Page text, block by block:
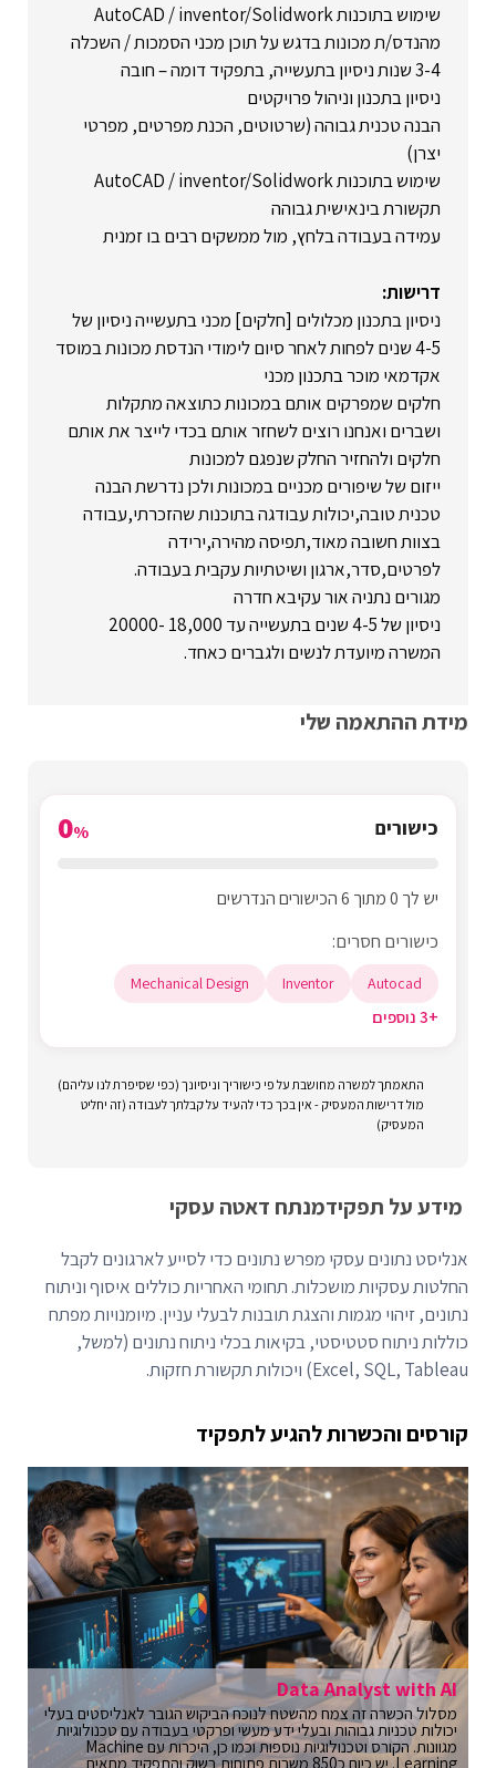
שימוש בתוכנות AutoCAD / inventor/Solidwork
מהנדס/ת מכונות בדגש על תוכן מכני הסמכות / השכלה
3-4 שנות ניסיון בתעשייה, בתפקיד דומה – חובה
ניסיון בתכנון וניהול פרויקטים
הבנה טכנית גבוהה (שרטוטים, הכנת מפרטים, מפרטי
יצרן)
שימוש בתוכנות AutoCAD / inventor/Solidwork
תקשורת בינאישית גבוהה
עמידה בעבודה בלחץ, מול ממשקים רבים בו זמנית
דרישות:
ניסיון בתכנון מכלולים [חלקים] מכני בתעשייה ניסיון של
4-5 שנים לפחות לאחר סיום לימודי הנדסת מכונות במוסד
אקדמאי מוכר בתכנון מכני
חלקים שמפרקים אותם במכונות כתוצאה מתקלות
ושברים ואנחנו רוצים לשחזר אותם בכדי לייצר את אותם
חלקים ולהחזיר החלק שנפגם למכונות
ייזום של שיפורים מכניים במכונות ולכן נדרשת הבנה
טכנית טובה,יכולות עבודגה בתוכנות שהזכרתי,עבודה
בצוות חשובה מאוד,תפיסה מהירה,ירידה
לפרטים,סדר,ארגון ושיטתיות עקבית בעבודה.
מגורים נתניה אור עקיבא חדרה
ניסיון של 4-5 שנים בתעשייה עד 18,000 -20000
המשרה מיועדת לנשים ולגברים כאחד.
מידת ההתאמה שלי
כישורים 0%
יש לך 0 מתוך 6 הכישורים הנדרשים
כישורים חסרים:
Autocad
Inventor
Mechanical Design
+3 נוספים
התאמתך למשרה מחושבת על פי כישוריך וניסיונך (כפי שסיפרת לנו עליהם)
מול דרישות המעסיק - אין בכך כדי להעיד על קבלתך לעבודה (זה יחליט
המעסיק)
מידע על תפקידמנתח דאטה עסקי
אנליסט נתונים עסקי מפרש נתונים כדי לסייע לארגונים לקבל
החלטות עסקיות מושכלות. תחומי האחריות כוללים איסוף וניתוח
נתונים, זיהוי מגמות והצגת תובנות לבעלי עניין. מיומנויות מפתח
כוללות ניתוח סטטיסטי, בקיאות בכלי ניתוח נתונים (למשל,
Excel, SQL, Tableau) ויכולות תקשורת חזקות.
קורסים והכשרות להגיע לתפקיד
Data Analyst with AI
מסלול הכשרה זה צמח מהשטח לנוכח הביקוש הגובר לאנליסטים בעלי
יכולות טכניות גבוהות ובעלי ידע מעשי ופרקטי בעבודה עם טכנולוגיות
מגוונות. הקורס וטכנולוגיות נוספות וכמו כן, היכרות עם Machine
Learning. יש כיום כ850 משרות פתוחות בשוק והתפקיד מתאים